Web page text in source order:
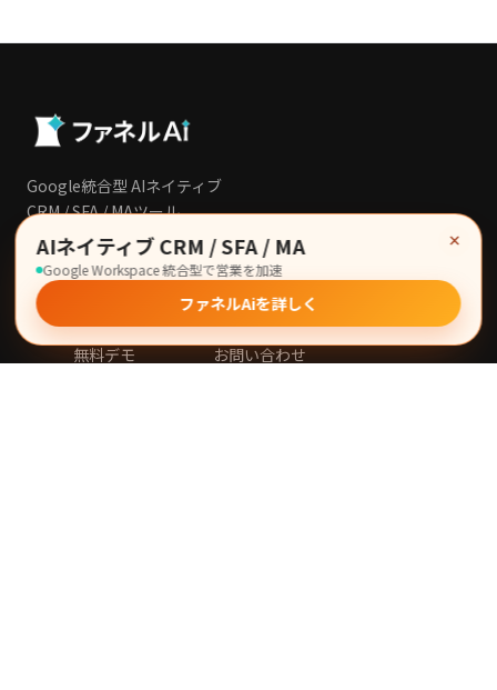
Google統合型 AIネイティブ
CRM / SFA / MAツール
サービス
機能
無料デモ
会社情報
会社概要
お知らせ
お問い合わせ
AIネイティブ CRM / SFA / MA
Google Workspace 統合型で営業を加速
ファネルAiを詳しく
×